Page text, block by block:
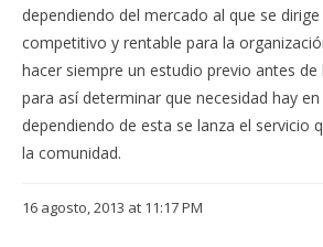
dependiendo del mercado al que se
competitivo y rentable para la
hacer siempre un estudio previo antes
para así determinar que necesidad hay
dependiendo de esta se lanza el servicio
la comunidad.
16 agosto, 2013 at 11:17 PM